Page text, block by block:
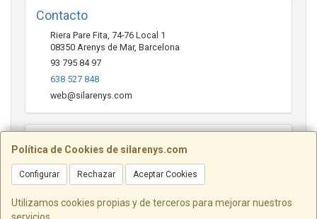
Política de Cookies de silarenys.com
Configurar Rechazar Aceptar Cookies
Utilizamos cookies propias y de terceros para mejorar nuestros
Contacto
Riera Pare Fita, 74-76 Local 1
08350 Arenys de Mar, Barcelona
93 795 84 97
638 527 848
web@silarenys.com
Horario
De lunes a viernes: Mañanas: de 10.00 a 13.30 horas Tardes
de 17.00 a 20.00 Horas / Sábados de 10.00 a 13.00 horas